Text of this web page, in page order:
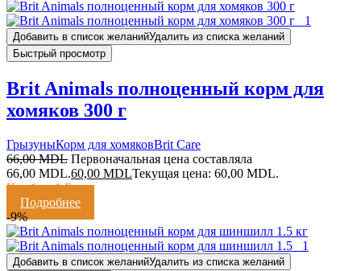
Добавить в список желанийУдалить из списка желаний
Быстрый просмотр
Brit Animals полноценный корм для
хомяков 300 г
ГрызуныКорм для хомяковBrit Care
66,00MDL Первоначальная цена составляла
66,00 MDL.60,00 MDLТекущая цена: 60,00 MDL.
Кешбэк:1 Балл
Подробнее
-9%
Добавить в список желанийУдалить из списка желаний